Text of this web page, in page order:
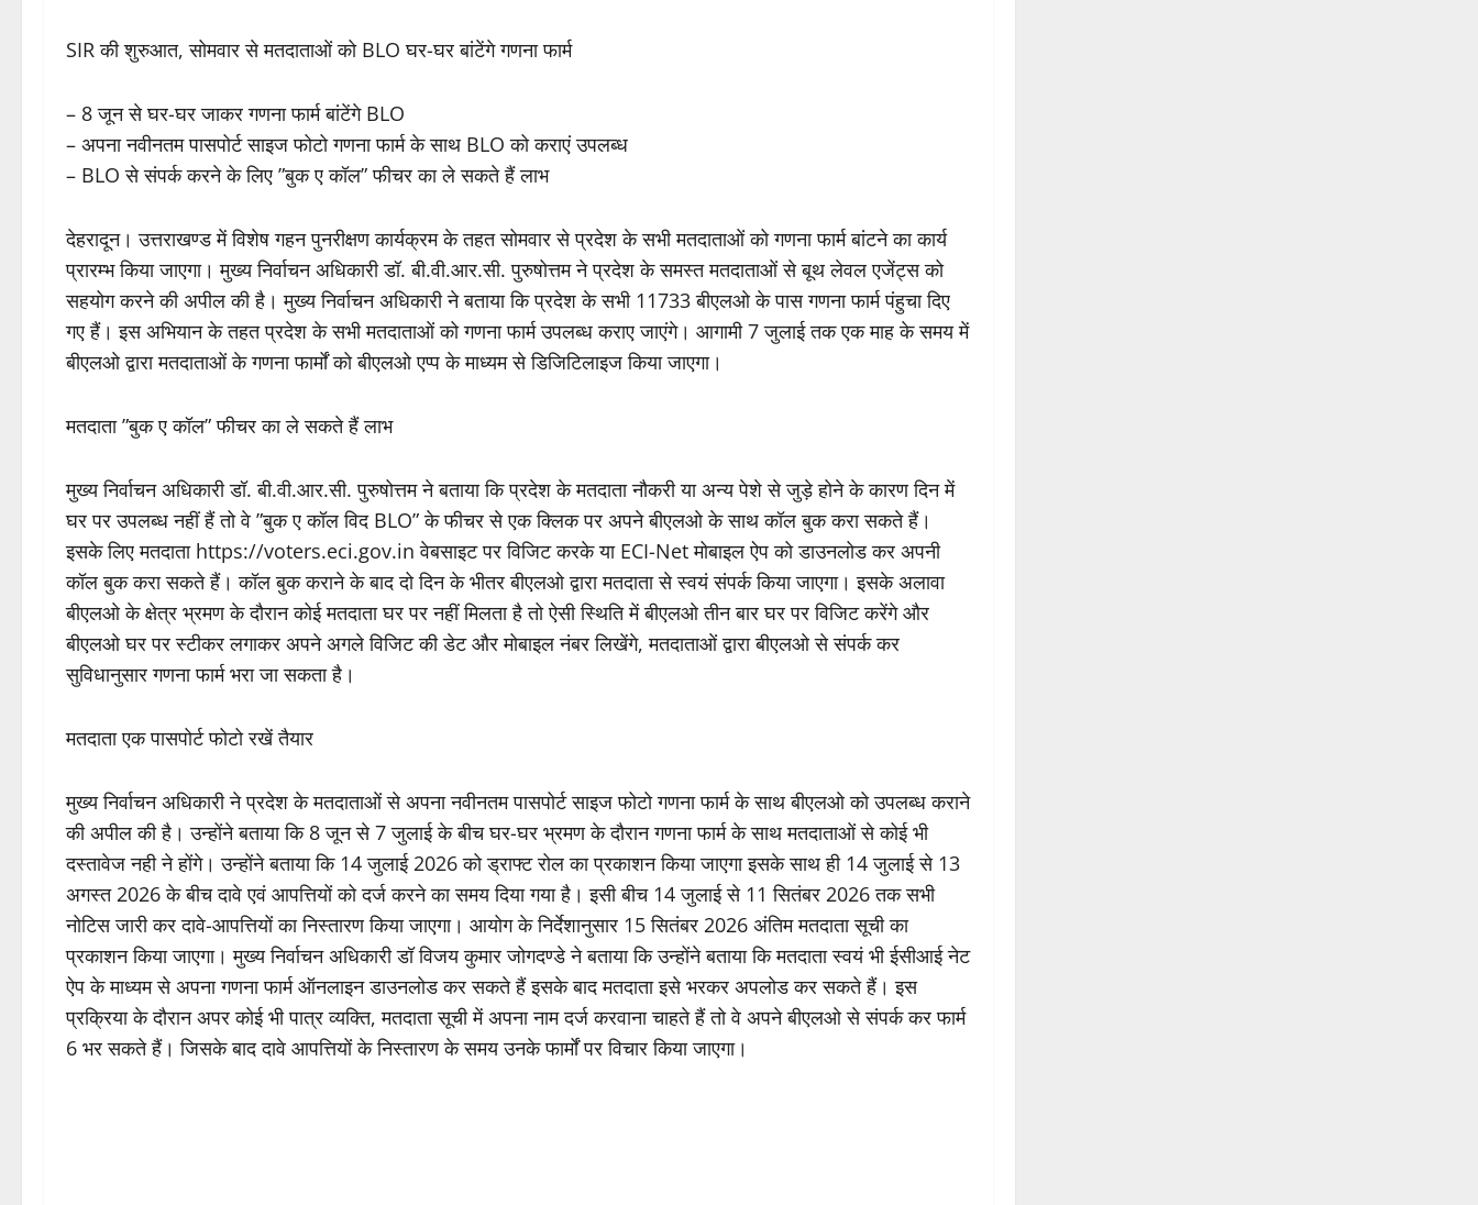
SIR की शुरुआत, सोमवार से मतदाताओं को BLO घर-घर बांटेंगे गणना फार्म
– 8 जून से घर-घर जाकर गणना फार्म बांटेंगे BLO
– अपना नवीनतम पासपोर्ट साइज फोटो गणना फार्म के साथ BLO को कराएं उपलब्ध
– BLO से संपर्क करने के लिए ”बुक ए कॉल” फीचर का ले सकते हैं लाभ
देहरादून। उत्तराखण्ड में विशेष गहन पुनरीक्षण कार्यक्रम के तहत सोमवार से प्रदेश के सभी मतदाताओं को गणना फार्म बांटने का कार्य
प्रारम्भ किया जाएगा। मुख्य निर्वाचन अधिकारी डॉ. बी.वी.आर.सी. पुरुषोत्तम ने प्रदेश के समस्त मतदाताओं से बूथ लेवल एजेंट्स को
सहयोग करने की अपील की है। मुख्य निर्वाचन अधिकारी ने बताया कि प्रदेश के सभी 11733 बीएलओ के पास गणना फार्म पंहुचा दिए
गए हैं। इस अभियान के तहत प्रदेश के सभी मतदाताओं को गणना फार्म उपलब्ध कराए जाएंगे। आगामी 7 जुलाई तक एक माह के समय में
बीएलओ द्वारा मतदाताओं के गणना फार्मों को बीएलओ एप्प के माध्यम से डिजिटिलाइज किया जाएगा।
मतदाता ”बुक ए कॉल” फीचर का ले सकते हैं लाभ
मुख्य निर्वाचन अधिकारी डॉ. बी.वी.आर.सी. पुरुषोत्तम ने बताया कि प्रदेश के मतदाता नौकरी या अन्य पेशे से जुड़े होने के कारण दिन में
घर पर उपलब्ध नहीं हैं तो वे ”बुक ए कॉल विद BLO” के फीचर से एक क्लिक पर अपने बीएलओ के साथ कॉल बुक करा सकते हैं।
इसके लिए मतदाता https://voters.eci.gov.in वेबसाइट पर विजिट करके या ECI-Net मोबाइल ऐप को डाउनलोड कर अपनी
कॉल बुक करा सकते हैं। कॉल बुक कराने के बाद दो दिन के भीतर बीएलओ द्वारा मतदाता से स्वयं संपर्क किया जाएगा। इसके अलावा
बीएलओ के क्षेत्र भ्रमण के दौरान कोई मतदाता घर पर नहीं मिलता है तो ऐसी स्थिति में बीएलओ तीन बार घर पर विजिट करेंगे और
बीएलओ घर पर स्टीकर लगाकर अपने अगले विजिट की डेट और मोबाइल नंबर लिखेंगे, मतदाताओं द्वारा बीएलओ से संपर्क कर
सुविधानुसार गणना फार्म भरा जा सकता है।
मतदाता एक पासपोर्ट फोटो रखें तैयार
मुख्य निर्वाचन अधिकारी ने प्रदेश के मतदाताओं से अपना नवीनतम पासपोर्ट साइज फोटो गणना फार्म के साथ बीएलओ को उपलब्ध कराने
की अपील की है। उन्होंने बताया कि 8 जून से 7 जुलाई के बीच घर-घर भ्रमण के दौरान गणना फार्म के साथ मतदाताओं से कोई भी
दस्तावेज नही ने होंगे। उन्होंने बताया कि 14 जुलाई 2026 को ड्राफ्ट रोल का प्रकाशन किया जाएगा इसके साथ ही 14 जुलाई से 13
अगस्त 2026 के बीच दावे एवं आपत्तियों को दर्ज करने का समय दिया गया है। इसी बीच 14 जुलाई से 11 सितंबर 2026 तक सभी
नोटिस जारी कर दावे-आपत्तियों का निस्तारण किया जाएगा। आयोग के निर्देशानुसार 15 सितंबर 2026 अंतिम मतदाता सूची का
प्रकाशन किया जाएगा। मुख्य निर्वाचन अधिकारी डॉ विजय कुमार जोगदण्डे ने बताया कि उन्होंने बताया कि मतदाता स्वयं भी ईसीआई नेट
ऐप के माध्यम से अपना गणना फार्म ऑनलाइन डाउनलोड कर सकते हैं इसके बाद मतदाता इसे भरकर अपलोड कर सकते हैं। इस
प्रक्रिया के दौरान अपर कोई भी पात्र व्यक्ति, मतदाता सूची में अपना नाम दर्ज करवाना चाहते हैं तो वे अपने बीएलओ से संपर्क कर फार्म
6 भर सकते हैं। जिसके बाद दावे आपत्तियों के निस्तारण के समय उनके फार्मों पर विचार किया जाएगा।